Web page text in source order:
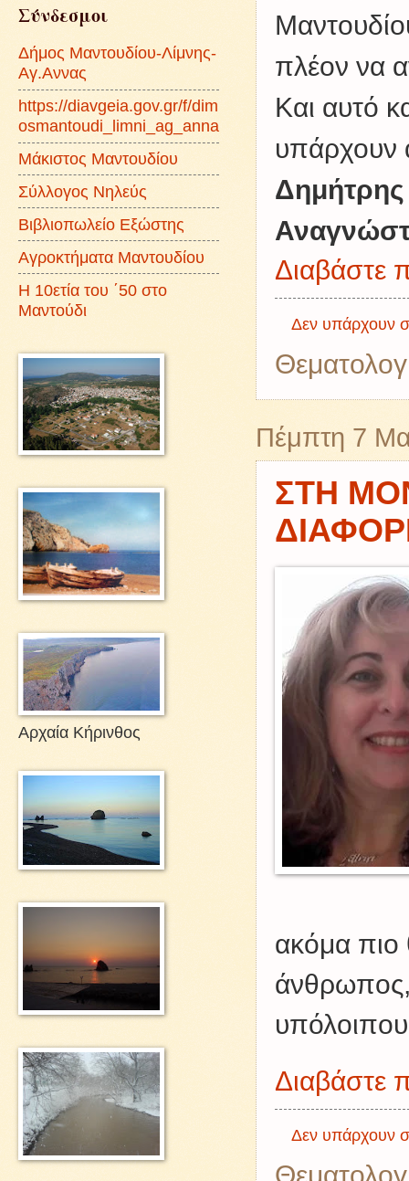
πλέον να
Και αυτό
υπάρχουν
Διαβάστε
Δεν υπάρχουν
Πέμπτη 7
ΣΤΗ
ακόμα πιο
Διαβάστε
Δεν υπάρχουν
Σύνδεσμοι
Δήμος Μαντουδίου-Λίμνης-
Αγ.Αννας
https://diavgeia.gov.gr/f/dim
osmantoudi_limni_ag_anna
Μάκιστος Μαντουδίου
Σύλλογος Νηλεύς
Βιβλιοπωλείο Εξώστης
Αγροκτήματα Μαντουδίου
Η 10ετία του ΄50 στο
Μαντούδι
Αρχαία Κήρινθος